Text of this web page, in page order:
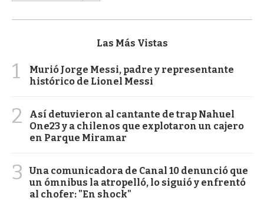
Las Más Vistas
1
Murió Jorge Messi, padre y representante
histórico de Lionel Messi
2
Así detuvieron al cantante de trap Nahuel
One23 y a chilenos que explotaron un cajero
en Parque Miramar
3
Una comunicadora de Canal 10 denunció que
un ómnibus la atropelló, lo siguió y enfrentó
al chofer: "En shock"